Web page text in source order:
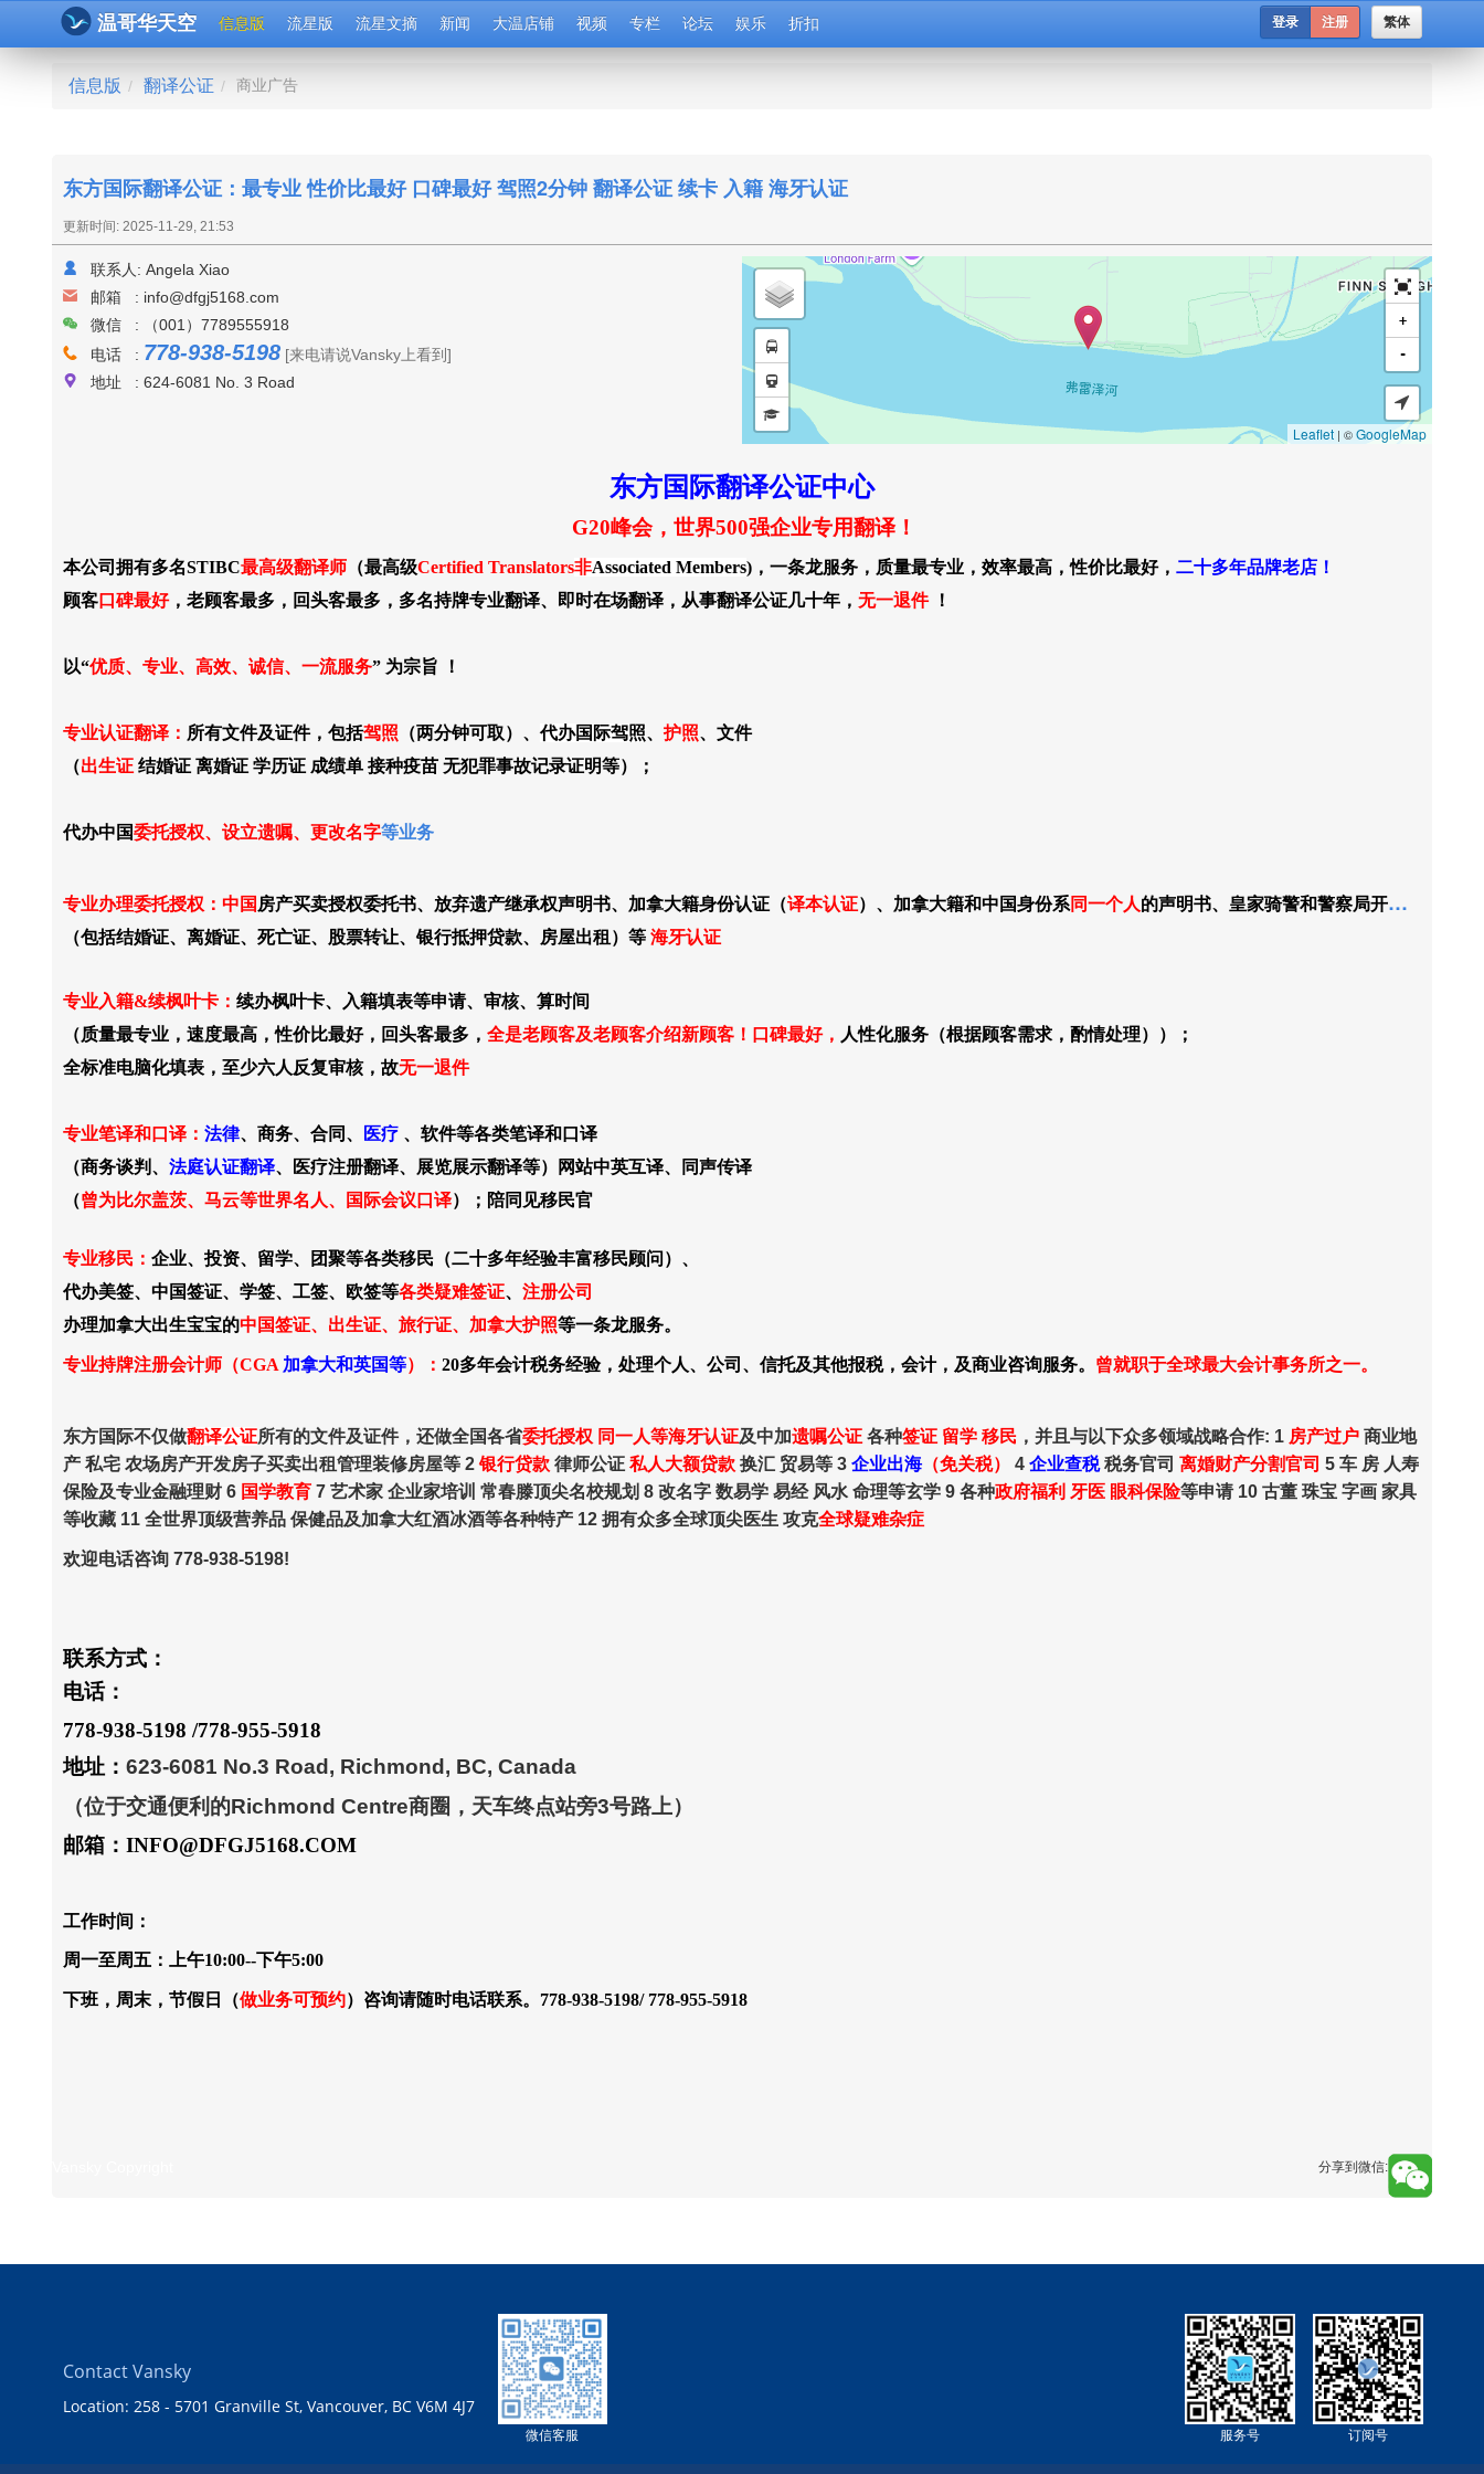
温哥华天空 信息版 流星版 流星文摘 新闻 大温店铺 视频 专栏 论坛 娱乐 折扣 繁体
登录 注册
信息版 / 翻译公证 / 商业广告
东方国际翻译公证：最专业 性价比最好 口碑最好 驾照2分钟 翻译公证 续卡 入籍 海牙认证
更新时间: 2025-11-29, 21:53
联系人: Angela Xiao
邮箱 : info@dfgj5168.com
微信 : （001）7789555918
电话 : 778-938-5198 [来电请说Vansky上看到]
地址 : 624-6081 No. 3 Road
+
-
Leaflet| ©GoogleMap
东方国际翻译公证中心
G20峰会，世界500强企业专用翻译！
本公司拥有多名STIBC最高级翻译师 （最高级Certified Translators非Associated Members)，一条龙服务，质量最专业，效率最高，性价比最好， 二十多年品牌老店！
顾客口碑最好，老顾客最多，回头客最多，多名持牌专业翻译、即时在场翻译，从事翻译公证几十年， 无一退件！
以“优质、专业、高效、诚信、一流服务” 为宗旨 ！
专业认证翻译： 所有文件及证件，包括驾照 （两分钟可取） 、代办国际驾照、 护照、文件
（出生证 结婚证 离婚证 学历证 成绩单 接种疫苗 无犯罪事故记录证明等）；
代办中国委托授权、设立遗嘱、更改名字等业务
专业办理委托授权：中国 房产买卖授权委托书、放弃遗产继承权声明书、加拿大籍身份认证（译本认证）、 加拿大籍和中国身份系同一个人的声明书、皇家骑警和警察局开办的无犯罪记录认证、加拿大籍出生证认证、加拿大学历认证、加拿大单身证明认证、
（包括结婚证、离婚证、死亡证、股票转让、银行抵押贷款、房屋出租）等 海牙认证
专业入籍&续枫叶卡： 续办枫叶卡、入籍填表等申请、审核、算时间
（质量最专业，速度最高，性价比最好， 回头客最多， 全是老顾客及老顾客介绍新顾客！口碑最好， 人性化服务（根据顾客需求，酌情处理））；
全标准电脑化填表，至少六人反复审核，故无一退件
专业笔译和口译： 法律、商务、合同、 医疗 、软件等各类笔译和口译
（商务谈判、 法庭认证翻译、医疗注册翻译、展览展示翻译等）网站中英互译、同声传译
（曾为比尔盖茨、马云等世界名人、国际会议口译）；陪同见移民官
专业移民： 企业、投资、留学、团聚等各类移民（二十多年经验丰富移民顾问）、
代办美签、中国签证、学签、工签、欧签等各类疑难签证、 注册公司
办理加拿大出生宝宝的中国签证、出生证、旅行证、加拿大护照等一条龙服务。
专业持牌注册会计师（CGA 加拿大和英国等）： 20多年会计税务经验，处理个人、公司、信托及其他报税，会计，及商业咨询服务。 曾就职于全球最大会计事务所之一。
东方国际不仅做翻译公证所有的文件及证件，还做全国各省委托授权 同一人等海牙认证及中加遗嘱公证 各种签证 留学 移民 ，并且与以下众多领域战略合作: 1 房产过户 商业地
产 私宅 农场房产开发房子买卖出租管理装修房屋等 2银行贷款 律师公证 私人大额贷款 换汇 贸易等 3 企业出海（免关税） 4 企业查税税务官司 离婚财产分割官司 5 车 房 人寿
保险及专业金融理财 6 国学教育 7 艺术家 企业家培训 常春滕顶尖名校规划 8 改名字 数易学 易经 风水 命理等玄学 9 各种政府福利 牙医 眼科保险等申请 10 古董 珠宝 字画 家具
等收藏 11 全世界顶级营养品 保健品及加拿大红酒冰酒等各种特产 12 拥有众多全球顶尖医生 攻克全球疑难杂症
欢迎电话咨询 778-938-5198!
联系方式：
电话：
778-938-5198 /778-955-5918
地址： 623-6081 No.3 Road, Richmond, BC, Canada
（位于交通便利的Richmond Centre商圈，天车终点站旁3号路上）
邮箱：INFO@DFGJ5168.COM
工作时间：
周一至周五：上午10:00--下午5:00
下班，周末，节假日（做业务可预约）咨询请随时电话联系。778-938-5198/ 778-955-5918
分享到微信:
Contact Vansky
Location: 258 - 5701 Granville St, Vancouver, BC V6M 4J7
微信客服 订阅号
服务号